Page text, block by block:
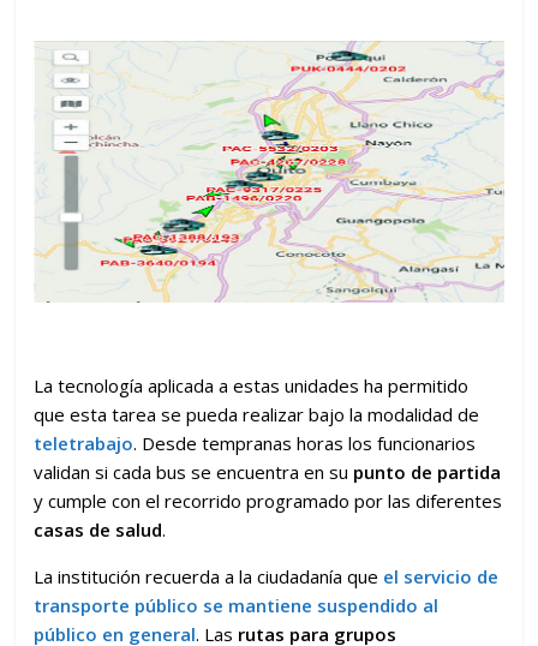
La tecnología aplicada a estas unidades ha permitido
que esta tarea se pueda realizar bajo la modalidad de
teletrabajo. Desde tempranas horas los funcionarios
validan si cada bus se encuentra en su punto de partida
y cumple con el recorrido programado por las diferentes
casas de salud.
La institución recuerda a la ciudadanía que el servicio de
transporte público se mantiene suspendido al
público en general. Las rutas para grupos